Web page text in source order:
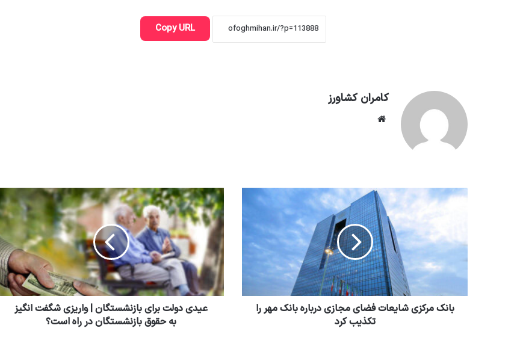
Copy URL
کامران کشاورز
بانک مرکزی شایعات فضای مجازی درباره بانک مهر را
تکذیب کرد
عیدی دولت برای بازنشستگان | واریزی شگفت انگیز
به حقوق بازنشستگان در راه است؟